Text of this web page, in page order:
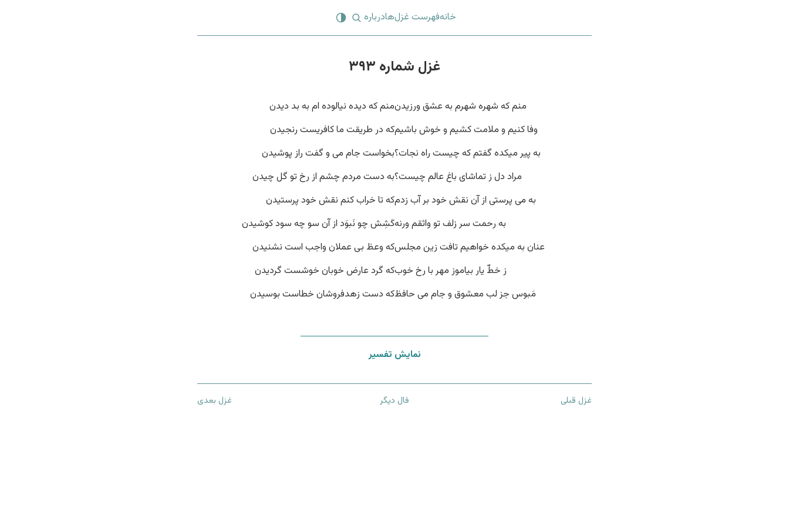
خانهفهرست غزل‌هادرباره
غزل شماره ۳۹۳
منم که شهره شهرم به عشق ورزیدنمنم که دیده نیالوده ام به بد دیدن
وفا کنیم و ملامت کشیم و خوش باشیمکه در طریقت ما کافریست رنجیدن
به پیر میکده گفتم که چیست راه نجات؟بخواست جام می و گفت راز پوشیدن
مراد دل ز تماشای باغ عالم چیست؟به دست مردم چشم از رخ تو گل چیدن
به می پرستی از آن نقش خود بر آب زدمکه تا خراب کنم نقش خود پرستیدن
به رحمت سر زلف تو واثقم ورنهکَشِش چو نَبوَد از آن سو چه سود کوشیدن
عنان به میکده خواهیم تافت زین مجلسکه وعظ بی عملان واجب است نشنیدن
ز خطّ یار بیاموز مهر با رخ خوبکه گرد عارض خوبان خوشست گردیدن
مَبوس جز لب معشوق و جام می حافظکه دست زهدفروشان خطاست بوسیدن
نمایش تفسیر
غزل قبلی فال دیگر غزل بعدی